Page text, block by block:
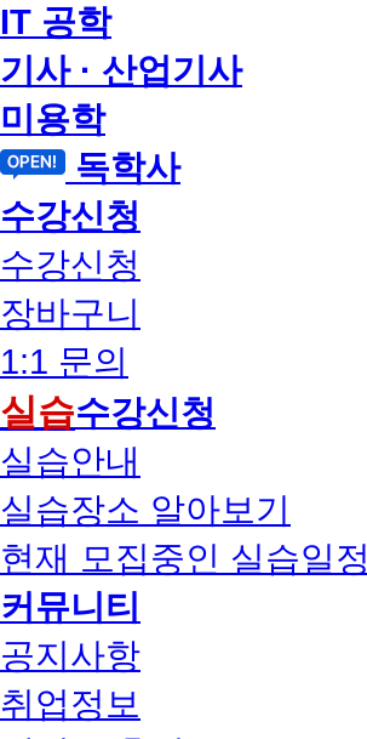
IT 공학
기사 · 산업기사
미용학
독학사
수강신청
수강신청
장바구니
1:1 문의
실습수강신청
실습안내
실습장소 알아보기
현재 모집중인 실습일정
커뮤니티
공지사항
취업정보